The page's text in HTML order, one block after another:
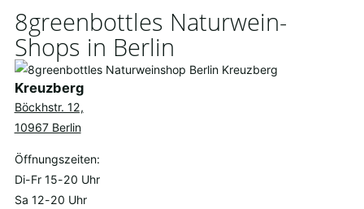
8greenbottles Naturwein-
Shops in Berlin
Kreuzberg
Böckhstr. 12,
10967 Berlin
Öffnungszeiten:
Di-Fr 15-20 Uhr
Sa 12-20 Uhr